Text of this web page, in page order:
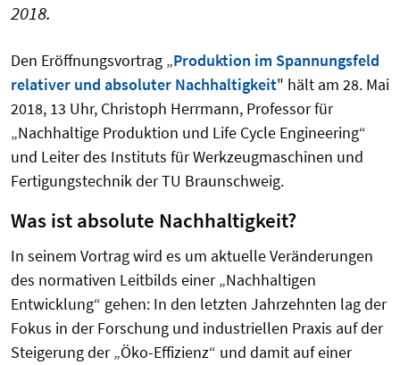
2018.
Den Eröffnungsvortrag „Produktion im Spannungsfeld
relativer und absoluter Nachhaltigkeit" hält am 28. Mai
2018, 13 Uhr, Christoph Herrmann, Professor für
„Nachhaltige Produktion und Life Cycle Engineering“
und Leiter des Instituts für Werkzeugmaschinen und
Fertigungstechnik der TU Braunschweig.
Was ist absolute Nachhaltigkeit?
In seinem Vortrag wird es um aktuelle Veränderungen
des normativen Leitbilds einer „Nachhaltigen
Entwicklung“ gehen: In den letzten Jahrzehnten lag der
Fokus in der Forschung und industriellen Praxis auf der
Steigerung der „Öko-Effizienz“ und damit auf einer